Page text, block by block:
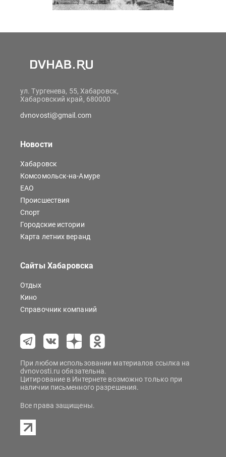
ул. Тургенева, 55, Хабаровск,
Хабаровский край, 680000
dvnovosti@gmail.com
Новости
Хабаровск
Комсомольск-на-Амуре
ЕАО
Происшествия
Спорт
Городские истории
Карта летних веранд
Сайты Хабаровска
Отдых
Кино
Справочник компаний
При любом использовании материалов ссылка на
dvnovosti.ru обязательна.
Цитирование в Интернете возможно только при
наличии письменного разрешения.
Все права защищены.